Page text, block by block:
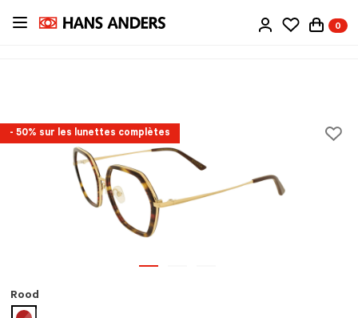
Passer
0
- 50% sur les lunettes complètes
Rood